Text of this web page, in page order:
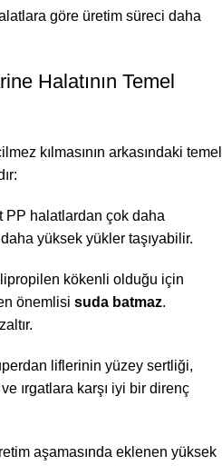
göre üretim süreci daha
Halatının Temel
kılmasının arkasındaki temel
PP halatlardan çok daha
yüksek yükler taşıyabilir.
kökenli olduğu için
önemlisi suda batmaz.
liflerinin yüzey sertliği,
ırgatlara karşı iyi bir direnç
aşamasında eklenen yüksek